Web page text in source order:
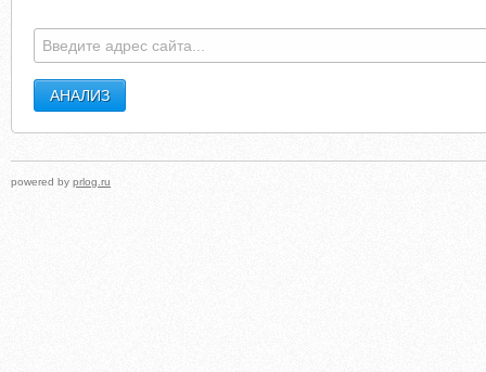
powered by prlog.ru